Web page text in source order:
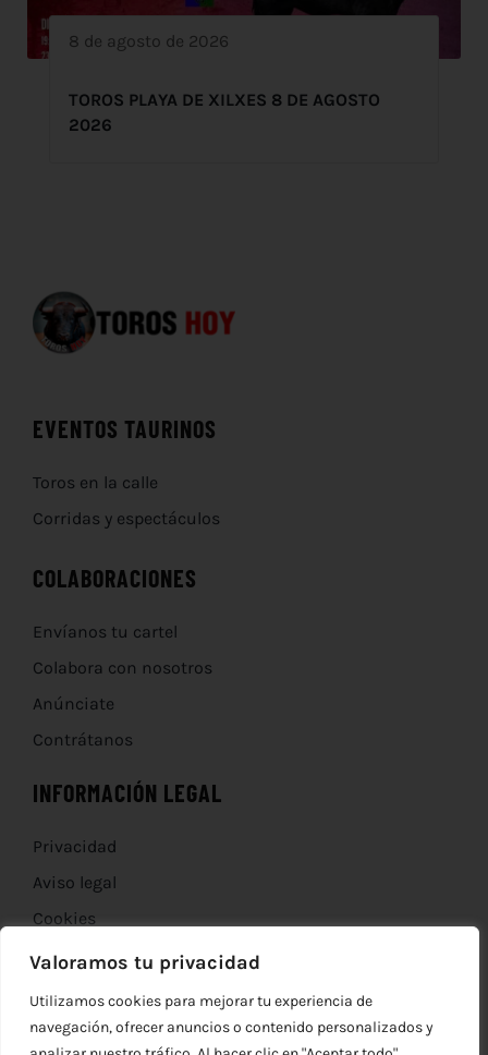
Valoramos tu privacidad
Utilizamos cookies para mejorar tu experiencia de
navegación, ofrecer anuncios o contenido personalizados y
8 de agosto de 2026
TOROS PLAYA DE XILXES 8 DE AGOSTO
2026
EVENTOS TAURINOS
Toros en la calle
Corridas y espectáculos
COLABORACIONES
Envíanos tu cartel
Colabora con nosotros
Anúnciate
Contrátanos
INFORMACIÓN LEGAL
Privacidad
Aviso legal
Cookies
Devoluciones